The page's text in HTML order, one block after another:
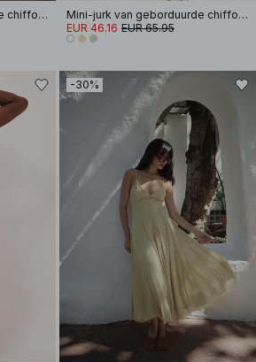
Mini-jurk van geborduurde chiffon met lange mouwen
Mini-jurk van geborduurde chiffon met lange mouwen
EUR 46.16 EUR 65.95
-30%